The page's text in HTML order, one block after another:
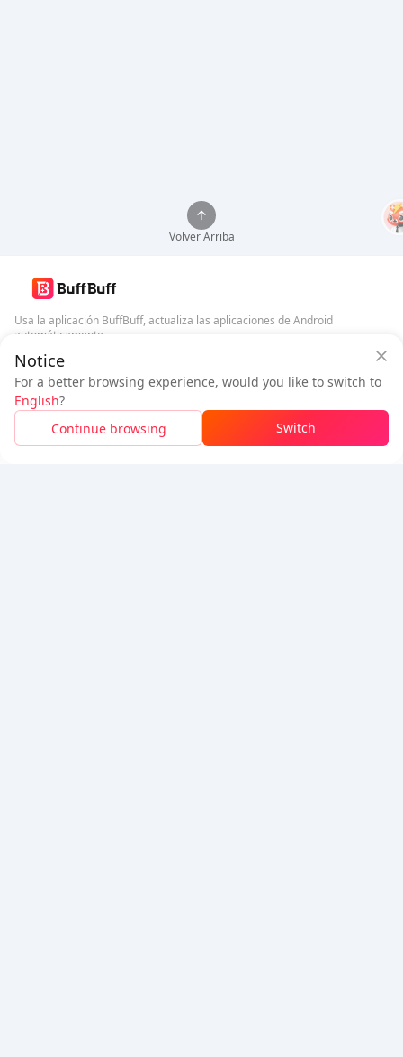
A pagar
Ahorrado$0.10
$0.89
Inicia sesiónparaobtener 50 puntos (0.50 USD)
Recargar
Notice
For a better browsing experience, would you like to switch to
English?
Continue browsing
Switch
Volver Arriba
Usa la aplicación BuffBuff, actualiza las aplicaciones de Android
automáticamente
Descargar BuffBuff
Síguenos